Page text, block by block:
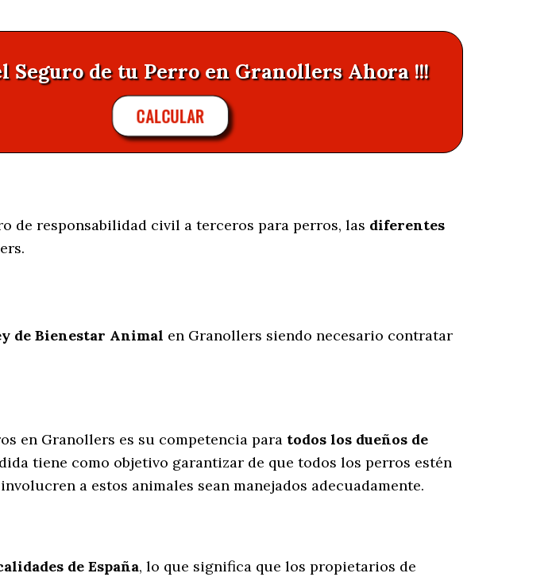
Seguro de tu Perro en Granollers Ahora !!!
CALCULAR
de responsabilidad civil a terceros para perros, las diferentes
de Bienestar Animal en Granollers siendo necesario contratar
en Granollers es su competencia para todos los dueños de
tiene como objetivo garantizar de que todos los perros estén
a estos animales sean manejados adecuadamente.
de España, lo que significa que los propietarios de